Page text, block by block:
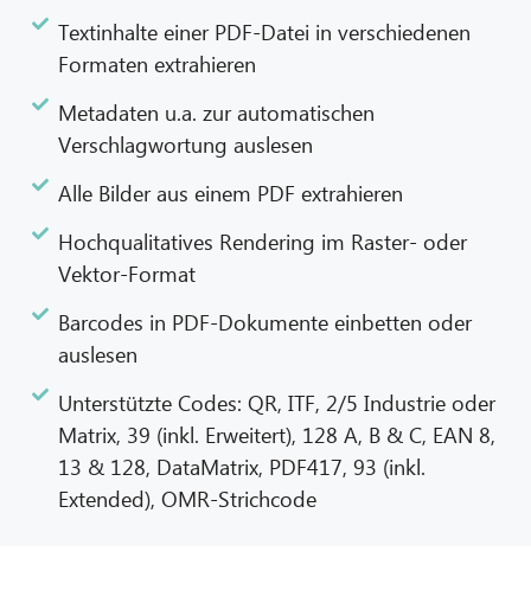
Textinhalte einer PDF-Datei in verschiedenen
Formaten extrahieren
Metadaten u.a. zur automatischen
Verschlagwortung auslesen
Alle Bilder aus einem PDF extrahieren
Hochqualitatives Rendering im Raster- oder
Vektor-Format
Barcodes in PDF-Dokumente einbetten oder
auslesen
Unterstützte Codes: QR, ITF, 2/5 Industrie oder
Matrix, 39 (inkl. Erweitert), 128 A, B & C, EAN 8,
13 & 128, DataMatrix, PDF417, 93 (inkl.
Extended), OMR-Strichcode